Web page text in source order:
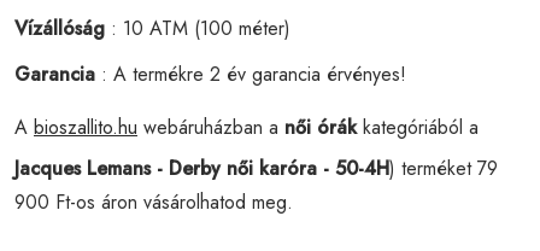
Vízállóság : 10 ATM (100 méter)
Garancia : A termékre 2 év garancia érvényes!
A bioszallito.hu webáruházban a női órákkategóriából a
Jacques Lemans - Derby női karóra - 50-4H) terméket 79
900 Ft-os áron vásárolhatod meg.